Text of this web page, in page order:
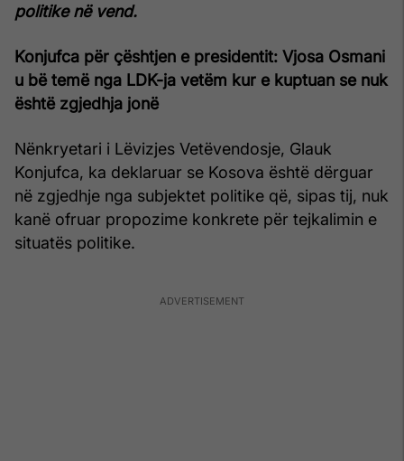
politike në vend.
Konjufca për çështjen e presidentit: Vjosa Osmani
u bë temë nga LDK-ja vetëm kur e kuptuan se nuk
është zgjedhja jonë
Nënkryetari i Lëvizjes Vetëvendosje, Glauk
Konjufca, ka deklaruar se Kosova është dërguar
në zgjedhje nga subjektet politike që, sipas tij, nuk
kanë ofruar propozime konkrete për tejkalimin e
situatës politike.